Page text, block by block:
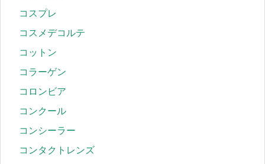
コスプレ
コスメデコルテ
コットン
コラーゲン
コロンビア
コンクール
コンシーラー
コンタクトレンズ